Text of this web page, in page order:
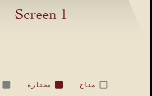
Screen 1
متاح مختارة